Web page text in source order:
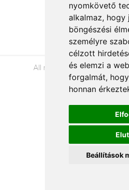
nyomkövető
alkalmaz, hogy
böngészési
személyre
célzott
és elemzi a
forgalmát,
honnan
Beállítások
Á.SZ.F.
Adatkezelési
All rights reserved © 2026 |